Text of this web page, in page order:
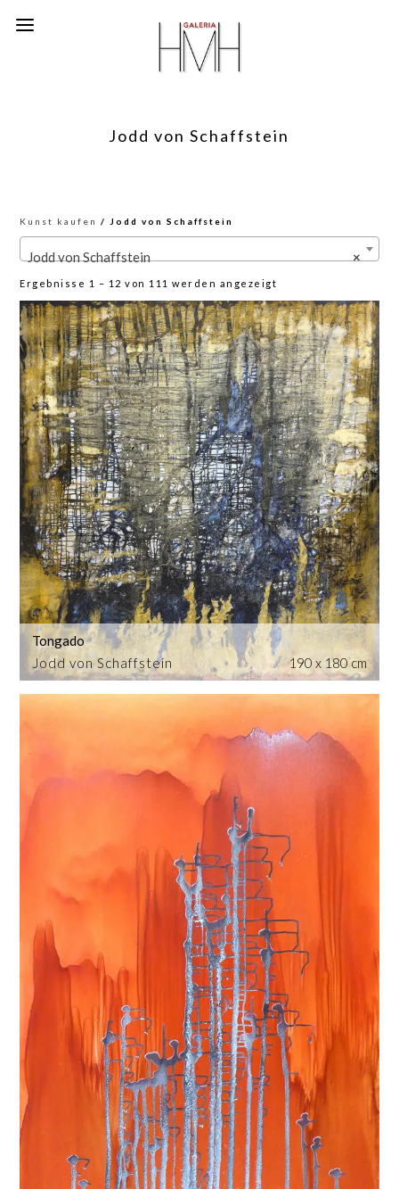
Jodd von Schaffstein
Kunst kaufen / Jodd von Schaffstein
×
Jodd von Schaffstein
Ergebnisse 1 – 12 von 111 werden angezeigt
sortiert
Jodd von Schaffstein
Tongado
190 x 180 cm